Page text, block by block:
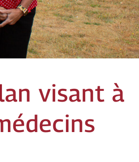
visant à